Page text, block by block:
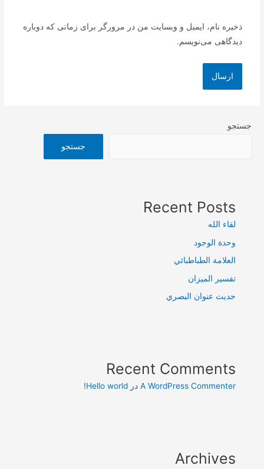
ذخیره نام، ایمیل و وبسایت من در مرورگر برای زمانی که دوباره
دیدگاهی می‌نویسم.
جستجو
جستجو
Recent Posts
لقاء الله
وحدة الوجود
العلامة الطباطبائي
تفسير الميزان
حديث عنوان البصري
Recent Comments
A WordPress Commenter درHello world!
Archives